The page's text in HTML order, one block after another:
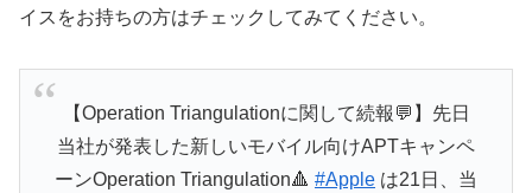
イスをお持ちの方はチェックしてみてください。
【Operation Triangulationに関して続報💬】先日
当社が発表した新しいモバイル向けAPTキャンペ
ーンOperation Triangulation🔺 #Apple は21日、当